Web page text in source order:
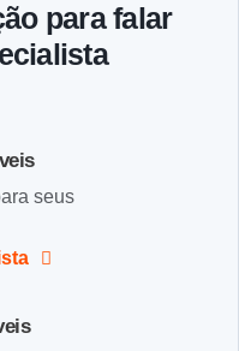
para falar
seus